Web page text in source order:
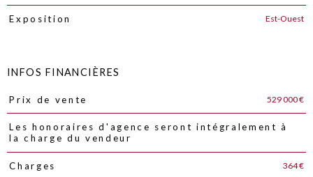
Exposition Est-Ouest
INFOS FINANCIÈRES
Caractéristiques Valeurs
Prix de vente 529 000 €
Les honoraires d'agence seront intégralement à
la charge du vendeur
Charges 364 €